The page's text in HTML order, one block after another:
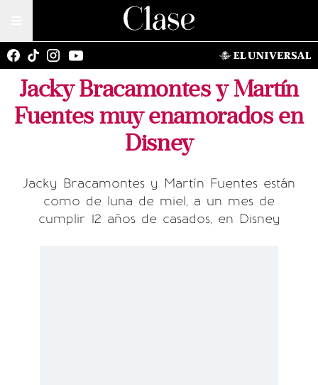
Jacky Bracamontes y Martín
Fuentes muy enamorados en
Disney
Jacky Bracamontes y Martín Fuentes están
como de luna de miel, a un mes de
cumplir 12 años de casados, en Disney